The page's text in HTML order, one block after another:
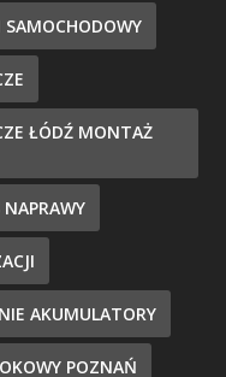
SAMOCHODOWY
ŁÓDŹ MONTAŻ
AKUMULATORY
POZNAŃ